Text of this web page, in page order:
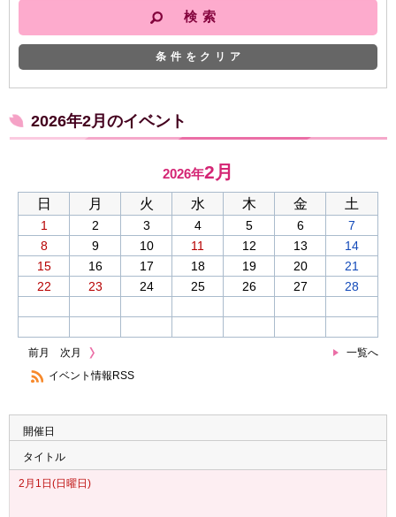
条件をクリア
2026年2月のイベント
2026年2月
日 月 火 水 木 金 土
1 2 3 4 5 6
7
8
9 10 11 12 13
14
15
16 17 18 19 20
21
22
23 24 25 26 27 28
前月 一覧へ
次月
イベント情報RSS
開催日
タイトル
2月1日(日曜日)